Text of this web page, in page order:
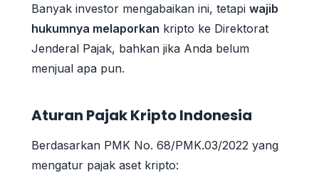
Banyak investor mengabaikan ini, tetapi wajib
hukumnya melaporkan kripto ke Direktorat
Jenderal Pajak, bahkan jika Anda belum
menjual apa pun.
Aturan Pajak Kripto Indonesia
Berdasarkan PMK No. 68/PMK.03/2022 yang
mengatur pajak aset kripto: